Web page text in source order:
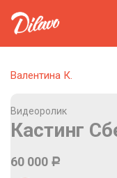
Валентина К.
Видеоролик
Кастинг
60 000 Р